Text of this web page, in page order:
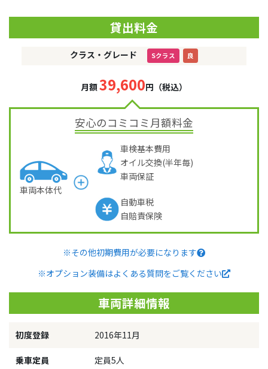
貸出料金
クラス・グレード Sクラス 良
月額39,600円（税込）
安心のコミコミ月額料金
車両本体代
車検基本費用
オイル交換(半年毎)
車両保証
自動車税
自賠責保険
※その他初期費用が必要になります
※オプション装備はよくある質問をご覧ください
車両詳細情報
初度登録 2016年11月
乗車定員 定員5人